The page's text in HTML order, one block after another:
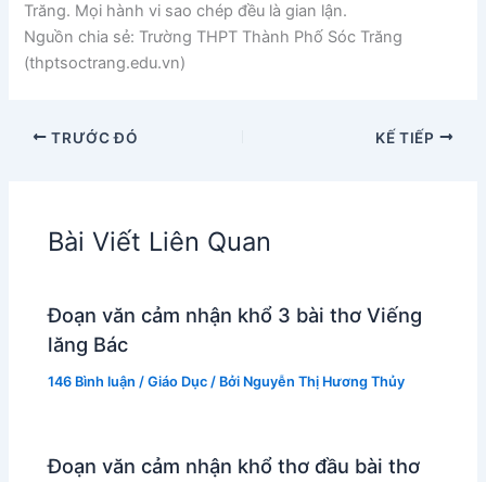
Trăng. Mọi hành vi sao chép đều là gian lận.
Nguồn chia sẻ: Trường THPT Thành Phố Sóc Trăng
(thptsoctrang.edu.vn)
TRƯỚC ĐÓ KẾ TIẾP
Bài Viết Liên Quan
Đoạn văn cảm nhận khổ 3 bài thơ Viếng
lăng Bác
146 Bình luận /Giáo Dục / Bởi Nguyễn Thị Hương Thủy
Đoạn văn cảm nhận khổ thơ đầu bài thơ